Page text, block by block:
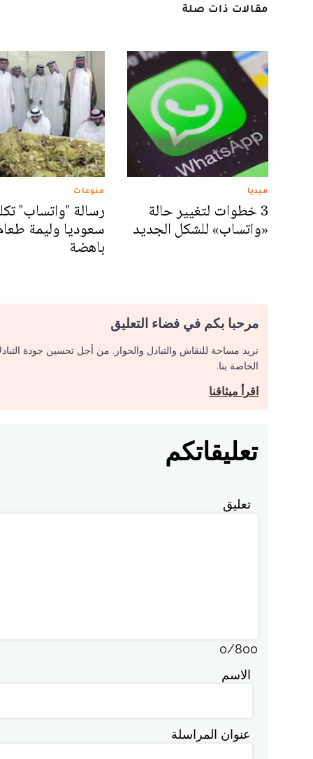
مقالات ذات صلة
ميديا
3 خطوات لتغيير حالة
«واتساب» للشكل الجديد
منوعات
رسالة "واتساب"
سعوديا وليمة
باهضة
مرحبا بكم في فضاء التعليق
نريد مساحة للنقاش والتبادل والحوار. من أجل تحسين جودة
الخاصة بنا.
اقرأ ميثاقنا
تعليقاتكم
تعليق
0/800
الاسم
عنوان المراسلة